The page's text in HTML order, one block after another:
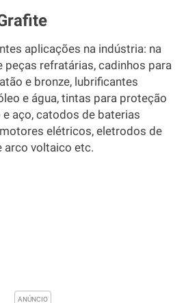
aplicações na indústria: na
refratárias, cadinhos para
e bronze, lubrificantes
e água, tintas para proteção
aço, catodos de baterias
elétricos, eletrodos de
arco voltaico etc.